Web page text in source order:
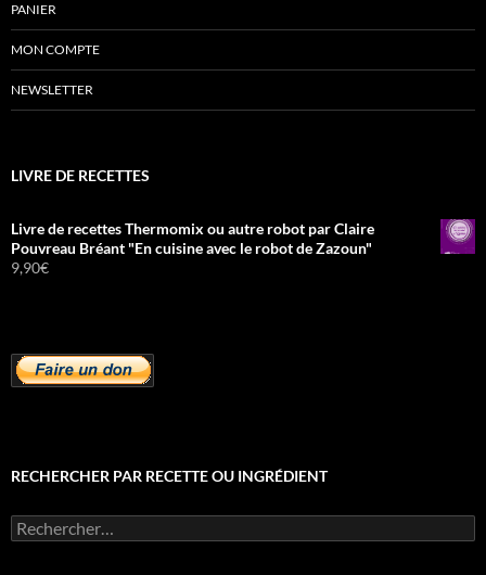
PANIER
MON COMPTE
NEWSLETTER
LIVRE DE RECETTES
Livre de recettes Thermomix ou autre robot par Claire
Pouvreau Bréant "En cuisine avec le robot de Zazoun"
9,90€
RECHERCHER PAR RECETTE OU INGRÉDIENT
Rechercher :